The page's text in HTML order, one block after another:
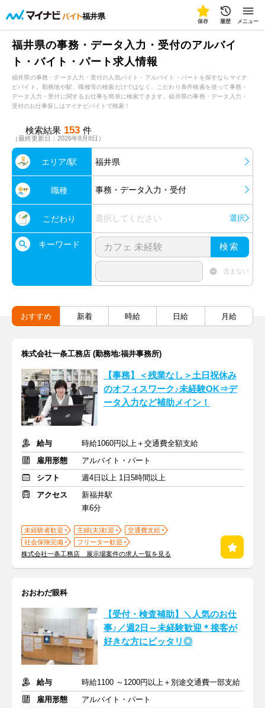
福井県
保存 履歴 メニュー
福井県の事務・データ入力・受付のアルバイ
ト・バイト・パート求人情報
福井県の事務・データ入力・受付の人気バイト・アルバイト・パートを探すならマイナ
ビバイト。勤務地や駅、職種等の検索だけではなく、こだわり条件検索を使って事務・
データ入力・受付に関するお仕事を簡単に検索できます。福井県の事務・データ入力・
受付のお仕事探しはマイナビバイトで検索！
検索結果 153 件
（最終更新日：2026年8月8日）
エリア/駅 福井県
職種 事務・データ入力・受付
こだわり 選択してください 選択
キーワード 検索
含まない
おすすめ 新着 時給 日給 月給
株式会社一条工務店 (勤務地:福井事務所)
【事務】＜残業なし＞土日祝休み
のオフィスワーク♪未経験OK⇒デ
ータ入力など補助メイン！
給与
時給1060円以上＋交通費全額支給
雇用形態
アルバイト・パート
シフト
週4日以上 1日5時間以上
アクセス
新福井駅
車6分
未経験者歓迎 主婦(夫)歓迎
交通費支給
社会保険完備
フリーター歓迎
株式会社一条工務店 展示場案件の求人一覧を見る
おおわだ眼科
【受付・検査補助】＼人気のお仕
事♪／週2日～未経験歓迎＊接客が
好きな方にピッタリ◎
給与
時給1100 ～1200円以上＋別途交通費一部支給
雇用形態
アルバイト・パート